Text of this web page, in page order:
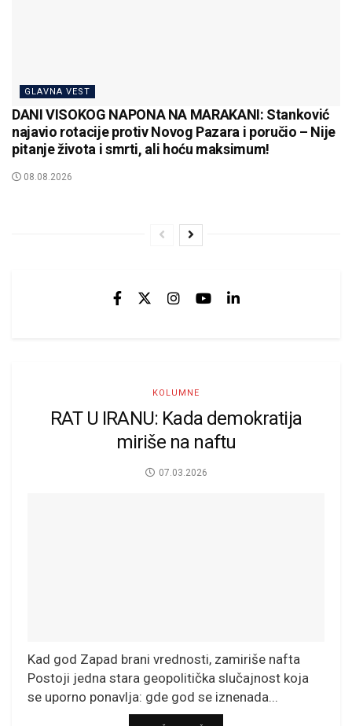
GLAVNA VEST
DANI VISOKOG NAPONA NA MARAKANI: Stanković
najavio rotacije protiv Novog Pazara i poručio – Nije
pitanje života i smrti, ali hoću maksimum!
08.08.2026
KOLUMNE
RAT U IRANU: Kada demokratija
miriše na naftu
07.03.2026
Kad god Zapad brani vrednosti, zamiriše nafta
Postoji jedna stara geopolitička slučajnost koja
se uporno ponavlja: gde god se iznenada...